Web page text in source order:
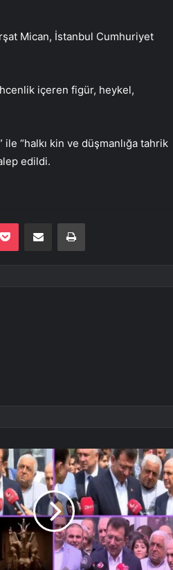
Mican, İstanbul Cumhuriyet
içeren figür, heykel,
“halkı kin ve düşmanlığa tahrik
edildi.
Pocket E-Posta ile paylaş Yazdır